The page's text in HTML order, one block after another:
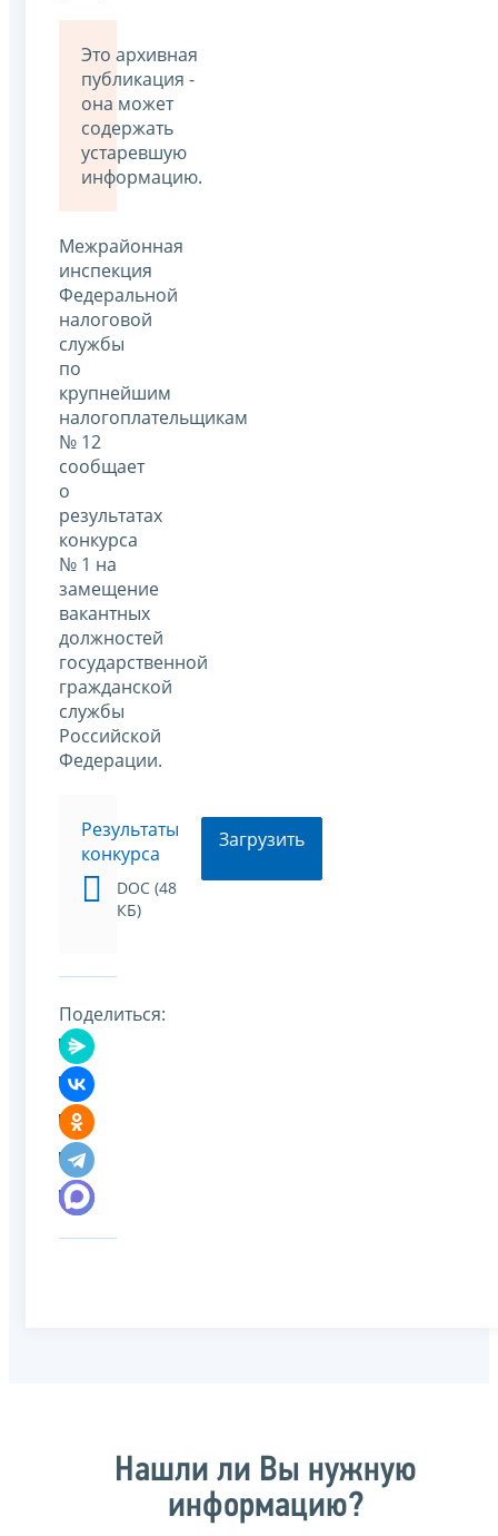
Это архивная
публикация -
она может
содержать
устаревшую
информацию.
Межрайонная
инспекция
Федеральной
налоговой
службы
по
крупнейшим
налогоплательщикам
№ 12
сообщает
о
результатах
конкурса
№ 1 на
замещение
вакантных
должностей
государственной
гражданской
службы
Российской
Федерации.
Результаты
конкурса
DOC (48
КБ)
Загрузить
Поделиться:
Нашли ли Вы нужную
информацию?